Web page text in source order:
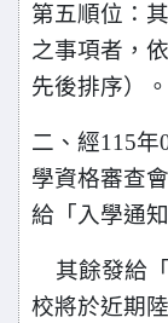
第五順位：
之事項者，
先後排序）。
二、經115年
學資格審查
給「入學通
其餘發給
校將於近期